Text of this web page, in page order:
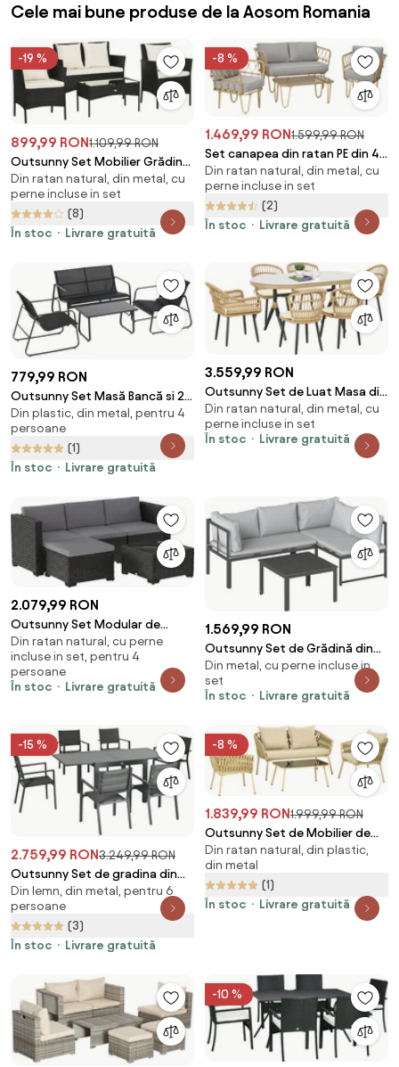
Cele mai bune produse de la Aosom Romania
-19 %
899,99 RON1.109,99 RON
Outsunny Set Mobilier Grădină
Ratan 4 Piese, 2 Scaune, Fotoliu
2 Locuri, Măsuță Cafea, Negru
Crem | Aosom Romania
Din ratan natural, din metal, cu
perne incluse in set
(8)
În stoc
Livrare gratuită
-8 %
1.469,99 RON1.599,99 RON
Set canapea din ratan PE din 4
piese Outsunny, cu impletitura
rotunda | Aosom Romania
Din ratan natural, din metal, cu
perne incluse in set
(2)
În stoc
Livrare gratuită
779,99 RON
Outsunny Set Masă Bancă si 2
Scaune de Gradina, Mobilier de
Exterior din Metal si Textilen,
Neagra | Aosom Romania
Din plastic, din metal, pentru 4
persoane
(1)
În stoc
Livrare gratuită
3.559,99 RON
Outsunny Set de Luat Masa din
7 piese din Rachita pentru
Terasa | Aosom Romania
Din ratan natural, din metal, cu
perne incluse in set
În stoc
Livrare gratuită
2.079,99 RON
Outsunny Set Modular de
Grădină din Rattan cu Perne,
Canapea de Colț Gri, 5 Piese |
Aosom Romania
Din ratan natural, cu perne
incluse in set, pentru 4
persoane
În stoc
Livrare gratuită
1.569,99 RON
Outsunny Set de Grădină din
Metal 3 Piese cu Măsuță cu
Șipci și Perne | Aosom Romania
Din metal, cu perne incluse in
set
În stoc
Livrare gratuită
-15 %
2.759,99 RON3.249,99 RON
Outsunny Set de gradina din
aluminiu, 7 bucati cu masa
extensibila si 6 scaune, gri |
Aosom Romania
Din lemn, din metal, pentru 6
persoane
(3)
În stoc
Livrare gratuită
-8 %
1.839,99 RON1.999,99 RON
Outsunny Set de Mobilier de
Gradina cu 4 Piese cu Ratan din
PE | Aosom Romania
Din ratan natural, din plastic,
din metal
(1)
În stoc
Livrare gratuită
-10 %